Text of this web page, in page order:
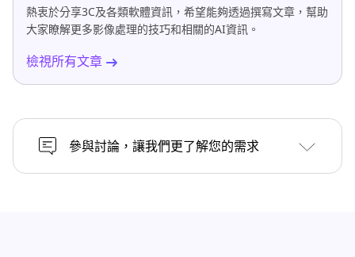
熱衷於分享3C及各類軟體資訊，希望能夠透過撰寫文章，幫助
大家瞭解更多影像處理的技巧和相關的AI資訊。
檢視所有文章
參與討論，讓我們更了解您的需求